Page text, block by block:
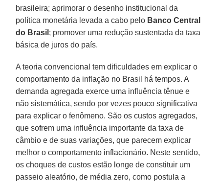
brasileira; aprimorar o desenho institucional da
política monetária levada a cabo pelo Banco Central
do Brasil ; promover uma redução sustentada da taxa
básica de juros do país.
A teoria convencional tem dificuldades em explicar o
comportamento da inflação no Brasil há tempos. A
demanda agregada exerce uma influência tênue e
não sistemática, sendo por vezes pouco significativa
para explicar o fenômeno. São os custos agregados,
que sofrem uma influência importante da taxa de
câmbio e de suas variações, que parecem explicar
melhor o comportamento inflacionário. Neste sentido,
os choques de custos estão longe de constituir um
passeio aleatório, de média zero, como postula a